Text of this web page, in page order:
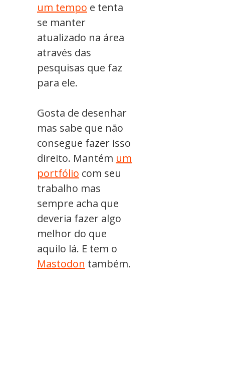
um tempo e tenta
se manter
atualizado na área
através das
pesquisas que faz
para ele.
Gosta de desenhar
mas sabe que não
consegue fazer isso
direito. Mantém um
portfólio com seu
trabalho mas
sempre acha que
deveria fazer algo
melhor do que
aquilo lá. E tem o
Mastodon também.